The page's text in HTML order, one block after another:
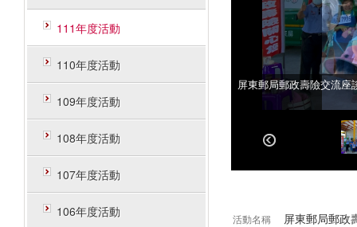
111年度活動
110年度活動
109年度活動
108年度活動
107年度活動
106年度活動
屏東郵局郵政壽險交流座
屏東郵局郵政壽險交流座
活動名稱 屏東郵局郵政